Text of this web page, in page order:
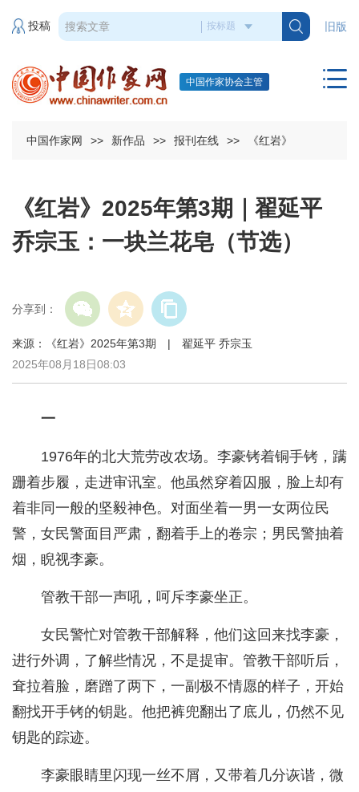
旧版
投稿
中国作家协会主管
中国作家网 >> 新作品 >> 报刊在线 >> 《红岩》
《红岩》2025年第3期｜翟延平
乔宗玉：一块兰花皂（节选）
分享到：
来源：《红岩》2025年第3期 | 翟延平 乔宗玉
2025年08月18日08:03
一
1976年的北大荒劳改农场。李豪铐着铜手铐，蹒
跚着步履，走进审讯室。他虽然穿着囚服，脸上却有
着非同一般的坚毅神色。对面坐着一男一女两位民
警，女民警面目严肃，翻着手上的卷宗；男民警抽着
烟，睨视李豪。
管教干部一声吼，呵斥李豪坐正。
女民警忙对管教干部解释，他们这回来找李豪，
进行外调，了解些情况，不是提审。管教干部听后，
耷拉着脸，磨蹭了两下，一副极不情愿的样子，开始
翻找开手铐的钥匙。他把裤兜翻出了底儿，仍然不见
钥匙的踪迹。
李豪眼睛里闪现一丝不屑，又带着几分诙谐，微